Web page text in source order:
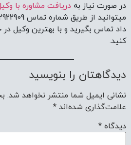
در صورت نیاز به دریافت مشاوره با
داد تماس بگیرید و با بهترین وکیل
کنید.
دیدگاهتان را بنویسید
نشانی ایمیل شما منتشر نخواهد شد.
علامت‌گذاری شده‌اند *
دیدگاه *